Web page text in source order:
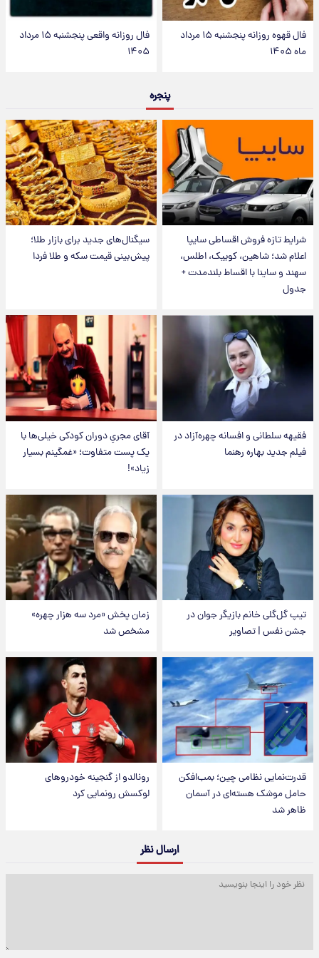
فال قهوه روزانه پنجشنبه ۱۵ مرداد
ماه ۱۴۰۵
فال روزانه واقعی پنجشنبه ۱۵ مرداد
۱۴۰۵
پنجره
شرایط تازه فروش اقساطی سایپا
اعلام شد؛ شاهین، کوییک، اطلس،
سهند و ساینا با اقساط بلندمدت +
جدول
سیگنال‌های جدید برای بازار طلا؛
پیش‌بینی قیمت سکه و طلا فردا
فقیهه سلطانی و افسانه چهره‌آزاد در
فیلم جدید بهاره رهنما
آقای مجریِ دوران کودکی خیلی‌ها با
یک پست متفاوت؛ «غمگینم بسیار
زیاد»!
تیپ گل‌گلی خانم بازیگر جوان در
جشن نفس | تصاویر
زمان پخش «مرد سه هزار چهره»
مشخص شد
قدرت‌نمایی نظامی چین؛ بمب‌افکن
حامل موشک هسته‌ای در آسمان
ظاهر شد
رونالدو از گنجینه خودروهای
لوکسش رونمایی کرد
ارسال نظر